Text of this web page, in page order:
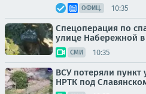
ОФИЦ. 10:35
Спецоперация по
улице Набережной
СМИ 10:35
ВСУ потеряли
НРТК под